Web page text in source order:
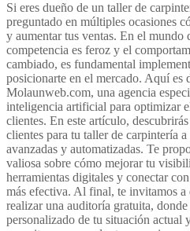
Si eres dueño de un taller de
preguntado en múltiples ocasiones
y aumentar tus ventas. En el mundo
competencia es feroz y el
cambiado, es fundamental
posicionarte en el mercado. Aquí es
Molaunweb.com, una agencia
inteligencia artificial para optimizar
clientes. En este artículo,
clientes para tu taller de carpintería
avanzadas y automatizadas. Te
valiosa sobre cómo mejorar tu
herramientas digitales y conectar
más efectiva. Al final, te invitamos a
realizar una auditoría gratuita,
personalizado de tu situación actual